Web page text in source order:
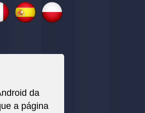
da
a página